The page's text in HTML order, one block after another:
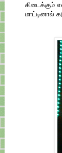
கிடைக்கும்
மாட்டினால்